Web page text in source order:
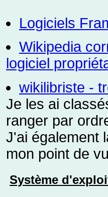
Logiciels
Wikipedia
logiciel
wikilibriste -
Je les ai
ranger par
J'ai également
mon point de
Système